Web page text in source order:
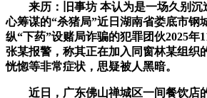
来历：旧事坊 本认为是一场久别沉
心筹谋的“杀猪局”近日湖南省娄底市钢
纵“下药”设赌局诈骗的犯罪团伙2025年
张某报警，称其正在加入同窗林某组织
恍惚等非常症状，思疑被人黑暗。
近日，广东佛山禅城区一间餐饮店